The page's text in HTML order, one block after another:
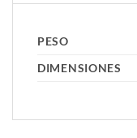
PESO
DIMENSIONES